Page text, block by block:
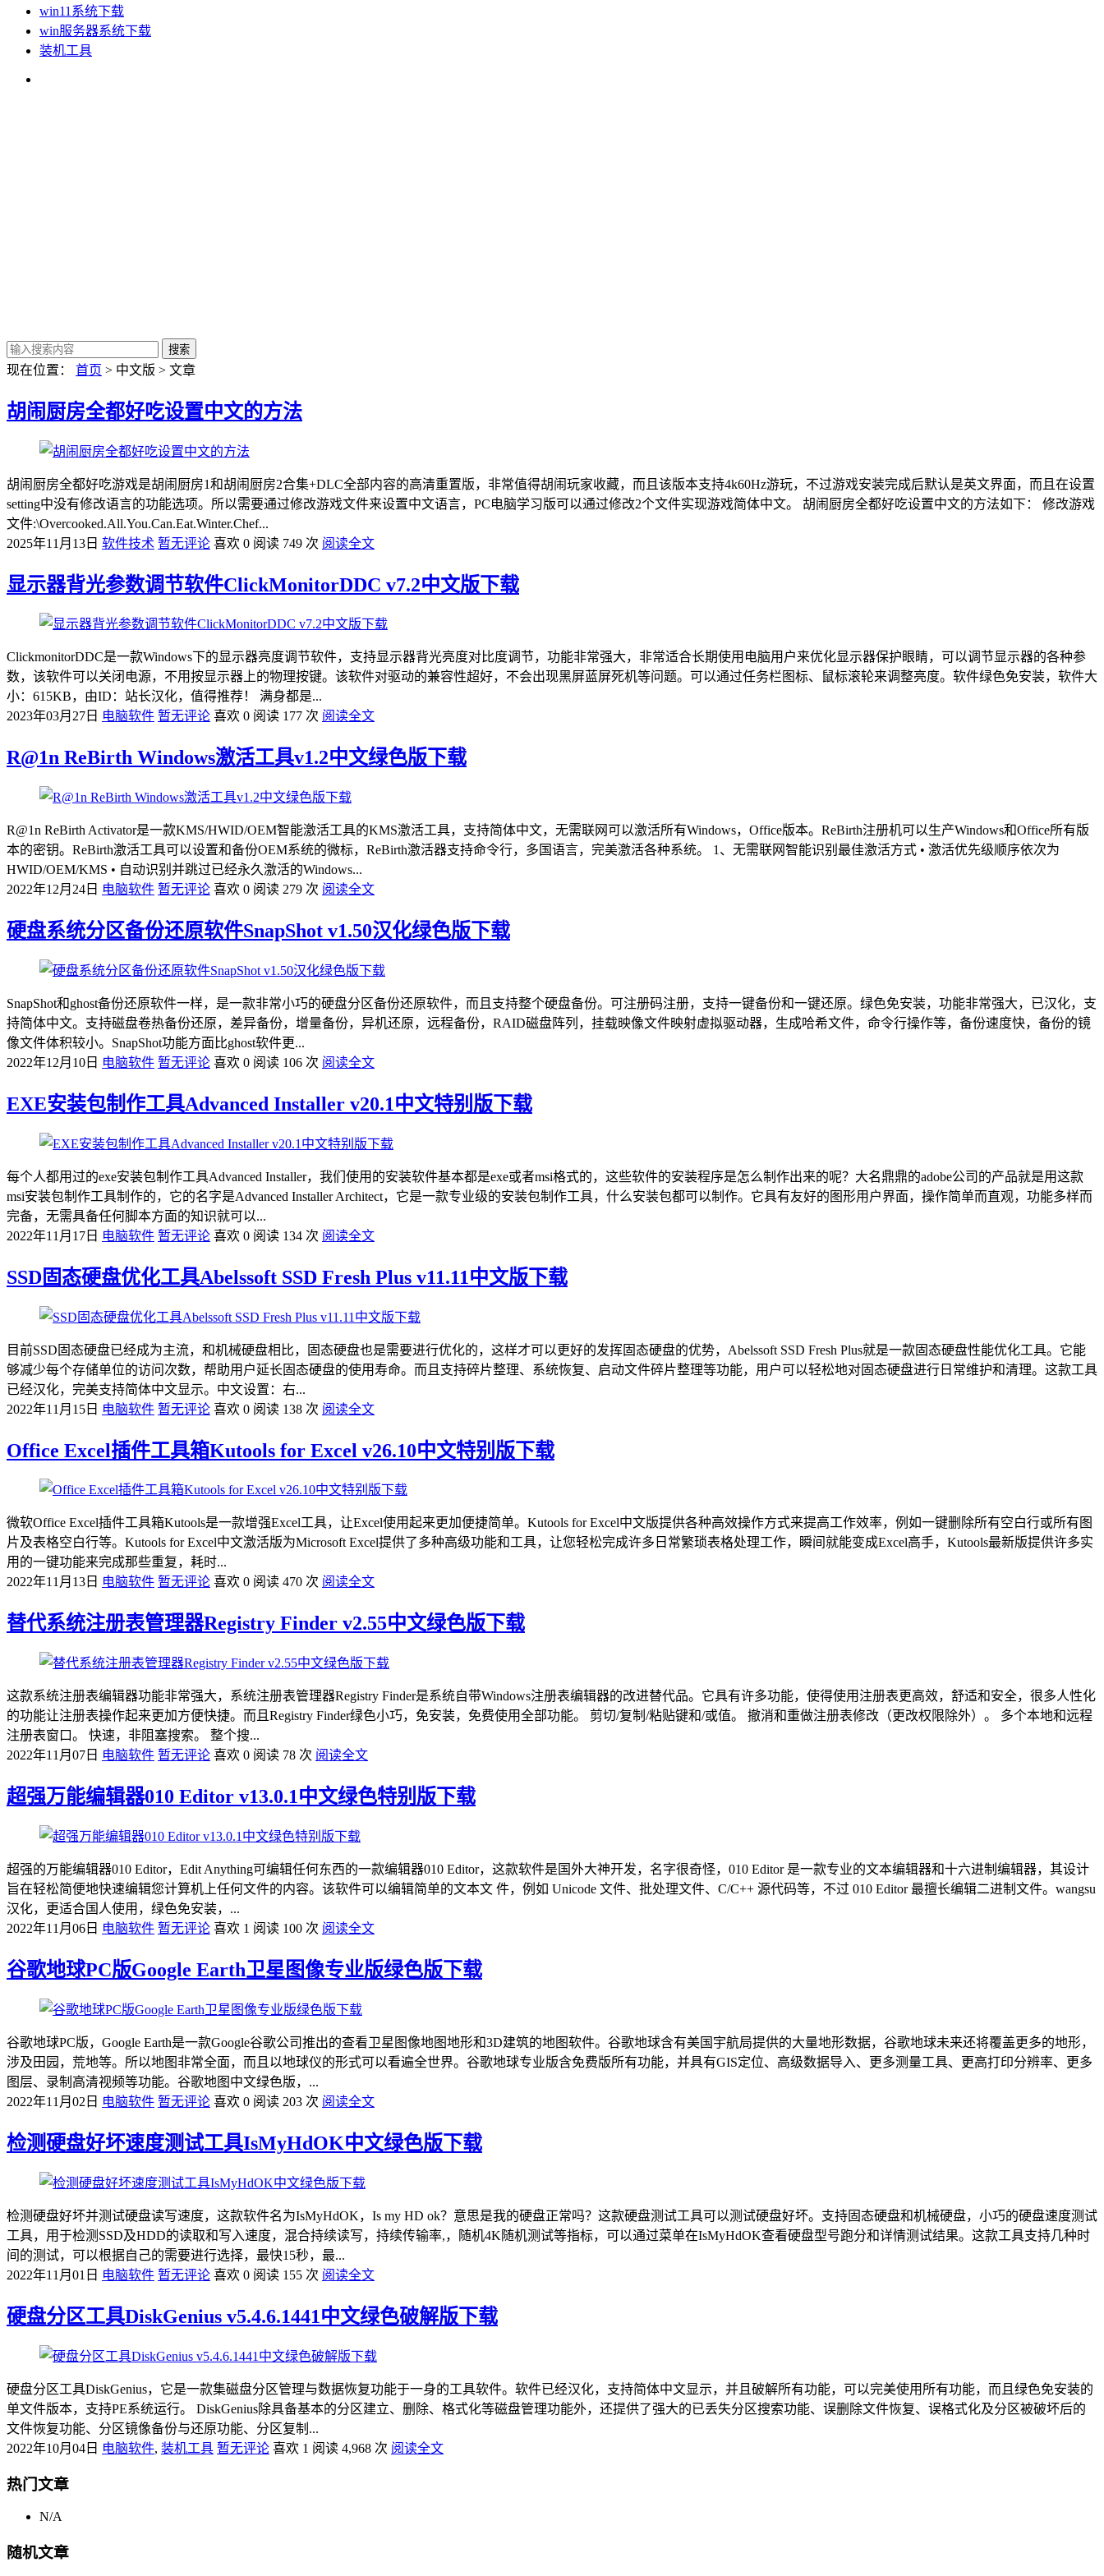
win11系统下载
win服务器系统下载
装机工具
现在位置： 首页 > 中文版 > 文章
胡闹厨房全都好吃设置中文的方法
胡闹厨房全都好吃游戏是胡闹厨房1和胡闹厨房2合集+DLC全部内容的高清重置版，非常值得胡闹玩家收藏，而且该版本支持4k60Hz游玩，不过游戏安装完成后默认是英文界面，而且在设置
setting中没有修改语言的功能选项。所以需要通过修改游戏文件来设置中文语言，PC电脑学习版可以通过修改2个文件实现游戏简体中文。 胡闹厨房全都好吃设置中文的方法如下： 修改游戏
文件:\Overcooked.All.You.Can.Eat.Winter.Chef...
2025年11月13日 软件技术 暂无评论 喜欢 0 阅读 749 次 阅读全文
显示器背光参数调节软件ClickMonitorDDC v7.2中文版下载
ClickmonitorDDC是一款Windows下的显示器亮度调节软件，支持显示器背光亮度对比度调节，功能非常强大，非常适合长期使用电脑用户来优化显示器保护眼睛，可以调节显示器的各种参
数，该软件可以关闭电源，不用按显示器上的物理按键。该软件对驱动的兼容性超好，不会出现黑屏蓝屏死机等问题。可以通过任务栏图标、鼠标滚轮来调整亮度。软件绿色免安装，软件大
小：615KB，由ID：站长汉化，值得推荐！ 满身都是...
2023年03月27日 电脑软件 暂无评论 喜欢 0 阅读 177 次 阅读全文
R@1n ReBirth Windows激活工具v1.2中文绿色版下载
R@1n ReBirth Activator是一款KMS/HWID/OEM智能激活工具的KMS激活工具，支持简体中文，无需联网可以激活所有Windows，Office版本。ReBirth注册机可以生产Windows和Office所有版
本的密钥。ReBirth激活工具可以设置和备份OEM系统的微标，ReBirth激活器支持命令行，多国语言，完美激活各种系统。 1、无需联网智能识别最佳激活方式 • 激活优先级顺序依次为
HWID/OEM/KMS • 自动识别并跳过已经永久激活的Windows...
2022年12月24日 电脑软件 暂无评论 喜欢 0 阅读 279 次 阅读全文
硬盘系统分区备份还原软件SnapShot v1.50汉化绿色版下载
SnapShot和ghost备份还原软件一样，是一款非常小巧的硬盘分区备份还原软件，而且支持整个硬盘备份。可注册码注册，支持一键备份和一键还原。绿色免安装，功能非常强大，已汉化，支
持简体中文。支持磁盘卷热备份还原，差异备份，增量备份，异机还原，远程备份，RAID磁盘阵列，挂载映像文件映射虚拟驱动器，生成哈希文件，命令行操作等，备份速度快，备份的镜
像文件体积较小。SnapShot功能方面比ghost软件更...
2022年12月10日 电脑软件 暂无评论 喜欢 0 阅读 106 次 阅读全文
EXE安装包制作工具Advanced Installer v20.1中文特别版下载
每个人都用过的exe安装包制作工具Advanced Installer，我们使用的安装软件基本都是exe或者msi格式的，这些软件的安装程序是怎么制作出来的呢？大名鼎鼎的adobe公司的产品就是用这款
msi安装包制作工具制作的，它的名字是Advanced Installer Architect，它是一款专业级的安装包制作工具，什么安装包都可以制作。它具有友好的图形用户界面，操作简单而直观，功能多样而
完备，无需具备任何脚本方面的知识就可以...
2022年11月17日 电脑软件 暂无评论 喜欢 0 阅读 134 次 阅读全文
SSD固态硬盘优化工具Abelssoft SSD Fresh Plus v11.11中文版下载
目前SSD固态硬盘已经成为主流，和机械硬盘相比，固态硬盘也是需要进行优化的，这样才可以更好的发挥固态硬盘的优势，Abelssoft SSD Fresh Plus就是一款固态硬盘性能优化工具。它能
够减少每个存储单位的访问次数，帮助用户延长固态硬盘的使用寿命。而且支持碎片整理、系统恢复、启动文件碎片整理等功能，用户可以轻松地对固态硬盘进行日常维护和清理。这款工具
已经汉化，完美支持简体中文显示。中文设置：右...
2022年11月15日 电脑软件 暂无评论 喜欢 0 阅读 138 次 阅读全文
Office Excel插件工具箱Kutools for Excel v26.10中文特别版下载
微软Office Excel插件工具箱Kutools是一款增强Excel工具，让Excel使用起来更加便捷简单。Kutools for Excel中文版提供各种高效操作方式来提高工作效率，例如一键删除所有空白行或所有图
片及表格空白行等。Kutools for Excel中文激活版为Microsoft Excel提供了多种高级功能和工具，让您轻松完成许多日常繁琐表格处理工作，瞬间就能变成Excel高手，Kutools最新版提供许多实
用的一键功能来完成那些重复，耗时...
2022年11月13日 电脑软件 暂无评论 喜欢 0 阅读 470 次 阅读全文
替代系统注册表管理器Registry Finder v2.55中文绿色版下载
这款系统注册表编辑器功能非常强大，系统注册表管理器Registry Finder是系统自带Windows注册表编辑器的改进替代品。它具有许多功能，使得使用注册表更高效，舒适和安全，很多人性化
的功能让注册表操作起来更加方便快捷。而且Registry Finder绿色小巧，免安装，免费使用全部功能。 剪切/复制/粘贴键和/或值。 撤消和重做注册表修改（更改权限除外）。 多个本地和远程
注册表窗口。 快速，非阻塞搜索。 整个搜...
2022年11月07日 电脑软件 暂无评论 喜欢 0 阅读 78 次 阅读全文
超强万能编辑器010 Editor v13.0.1中文绿色特别版下载
超强的万能编辑器010 Editor，Edit Anything可编辑任何东西的一款编辑器010 Editor，这款软件是国外大神开发，名字很奇怪，010 Editor 是一款专业的文本编辑器和十六进制编辑器，其设计
旨在轻松简便地快速编辑您计算机上任何文件的内容。该软件可以编辑简单的文本文 件，例如 Unicode 文件、批处理文件、C/C++ 源代码等，不过 010 Editor 最擅长编辑二进制文件。wangsu
汉化，更适合国人使用，绿色免安装，...
2022年11月06日 电脑软件 暂无评论 喜欢 1 阅读 100 次 阅读全文
谷歌地球PC版Google Earth卫星图像专业版绿色版下载
谷歌地球PC版，Google Earth是一款Google谷歌公司推出的查看卫星图像地图地形和3D建筑的地图软件。谷歌地球含有美国宇航局提供的大量地形数据，谷歌地球未来还将覆盖更多的地形，
涉及田园，荒地等。所以地图非常全面，而且以地球仪的形式可以看遍全世界。谷歌地球专业版含免费版所有功能，并具有GIS定位、高级数据导入、更多测量工具、更高打印分辨率、更多
图层、录制高清视频等功能。谷歌地图中文绿色版，...
2022年11月02日 电脑软件 暂无评论 喜欢 0 阅读 203 次 阅读全文
检测硬盘好坏速度测试工具IsMyHdOK中文绿色版下载
检测硬盘好坏并测试硬盘读写速度，这款软件名为IsMyHdOK，Is my HD ok？意思是我的硬盘正常吗？这款硬盘测试工具可以测试硬盘好坏。支持固态硬盘和机械硬盘，小巧的硬盘速度测试
工具，用于检测SSD及HDD的读取和写入速度，混合持续读写，持续传输率,，随机4K随机测试等指标，可以通过菜单在IsMyHdOK查看硬盘型号跑分和详情测试结果。这款工具支持几种时
间的测试，可以根据自己的需要进行选择，最快15秒，最...
2022年11月01日 电脑软件 暂无评论 喜欢 0 阅读 155 次 阅读全文
硬盘分区工具DiskGenius v5.4.6.1441中文绿色破解版下载
硬盘分区工具DiskGenius，它是一款集磁盘分区管理与数据恢复功能于一身的工具软件。软件已经汉化，支持简体中文显示，并且破解所有功能，可以完美使用所有功能，而且绿色免安装的
单文件版本，支持PE系统运行。 DiskGenius除具备基本的分区建立、删除、格式化等磁盘管理功能外，还提供了强大的已丢失分区搜索功能、误删除文件恢复、误格式化及分区被破坏后的
文件恢复功能、分区镜像备份与还原功能、分区复制...
2022年10月04日 电脑软件, 装机工具 暂无评论 喜欢 1 阅读 4,968 次 阅读全文
热门文章
N/A
随机文章